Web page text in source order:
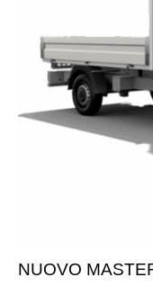
NUOVO